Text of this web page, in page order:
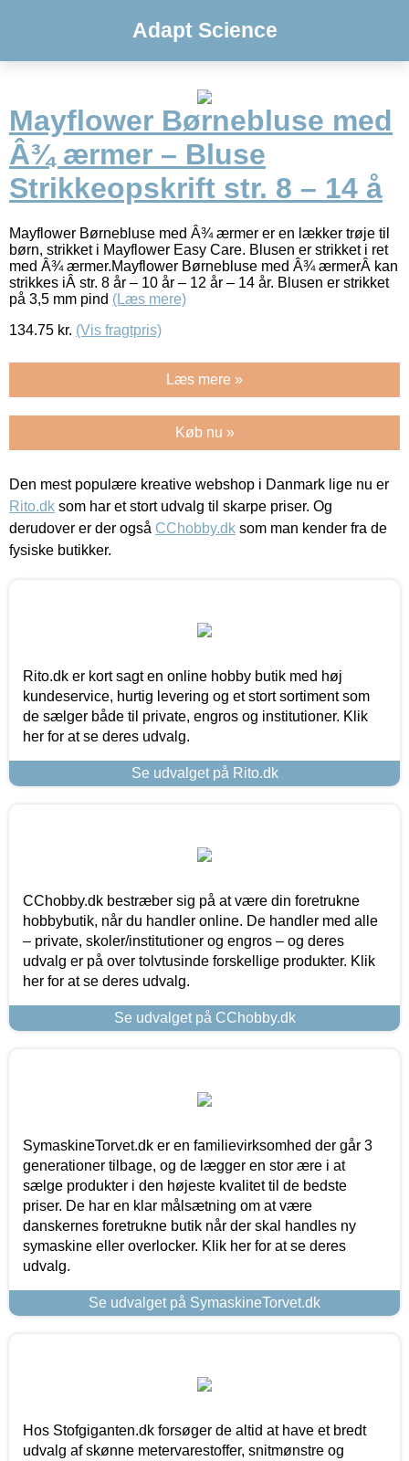
Adapt Science
Mayflower Børnebluse med
Â¾ ærmer – Bluse
Strikkeopskrift str. 8 – 14 å
Mayflower Børnebluse med Â¾ ærmer er en lækker trøje til
børn, strikket i Mayflower Easy Care. Blusen er strikket i ret
med Â¾ ærmer.Mayflower Børnebluse med Â¾ ærmerÂ kan
strikkes iÂ str. 8 år – 10 år – 12 år – 14 år. Blusen er strikket
på 3,5 mm pind (Læs mere)
134.75 kr. (Vis fragtpris)
Læs mere »
Køb nu »
Den mest populære kreative webshop i Danmark lige nu er
Rito.dk som har et stort udvalg til skarpe priser. Og
derudover er der også CChobby.dk som man kender fra de
fysiske butikker.
Rito.dk er kort sagt en online hobby butik med høj
kundeservice, hurtig levering og et stort sortiment som
de sælger både til private, engros og institutioner. Klik
her for at se deres udvalg.
Se udvalget på Rito.dk
CChobby.dk bestræber sig på at være din foretrukne
hobbybutik, når du handler online. De handler med alle
– private, skoler/institutioner og engros – og deres
udvalg er på over tolvtusinde forskellige produkter. Klik
her for at se deres udvalg.
Se udvalget på CChobby.dk
SymaskineTorvet.dk er en familievirksomhed der går 3
generationer tilbage, og de lægger en stor ære i at
sælge produkter i den højeste kvalitet til de bedste
priser. De har en klar målsætning om at være
danskernes foretrukne butik når der skal handles ny
symaskine eller overlocker. Klik her for at se deres
udvalg.
Se udvalget på SymaskineTorvet.dk
Hos Stofgiganten.dk forsøger de altid at have et bredt
udvalg af skønne metervarestoffer, snitmønstre og